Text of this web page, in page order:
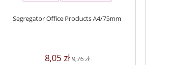
Segregator Office Products A4/75mm
8,05 zł9,76 zł